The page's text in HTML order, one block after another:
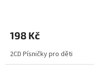
198 Kč
2CD Písničky pro děti